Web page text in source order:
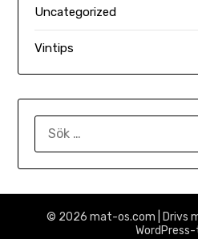
Uncategorized
Vintips
© 2026 mat-os.com | Drivs